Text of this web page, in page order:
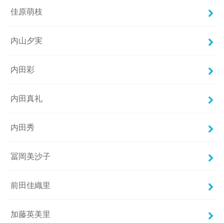
佳原萌枝
内山夕実
内田彩
内田真礼
内田秀
冨岡美沙子
前田佳織里
加藤英美里